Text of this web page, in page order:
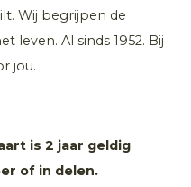
Wij begrijpen de
leven. Al sinds 1952. Bij
jou.
is 2 jaar geldig
of in delen.